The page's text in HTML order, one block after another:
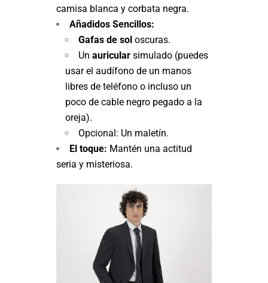
camisa blanca y corbata negra.
Añadidos Sencillos:
Gafas de sol oscuras.
Un auricular simulado (puedes
usar el audífono de un manos
libres de teléfono o incluso un
poco de cable negro pegado a la
oreja).
Opcional: Un maletín.
El toque: Mantén una actitud
seria y misteriosa.